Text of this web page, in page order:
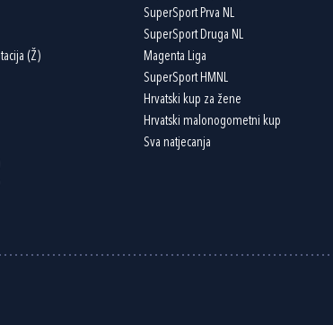
(Ž)
SuperSport Prva NL
SuperSport Druga NL
Magenta Liga
SuperSport HMNL
Hrvatski kup za žene
Hrvatski malonogometni kup
Sva natjecanja